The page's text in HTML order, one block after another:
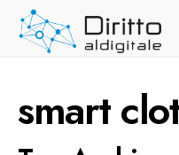
Skip
smart